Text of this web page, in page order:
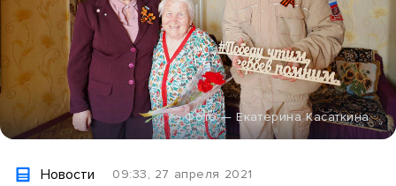
Фото — Екатерина Касаткина
Новости 09:33, 27 апреля 2021